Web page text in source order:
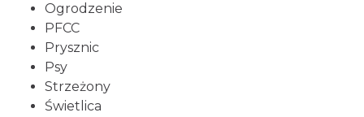
Ogrodzenie
PFCC
Prysznic
Psy
Strzeżony
Świetlica